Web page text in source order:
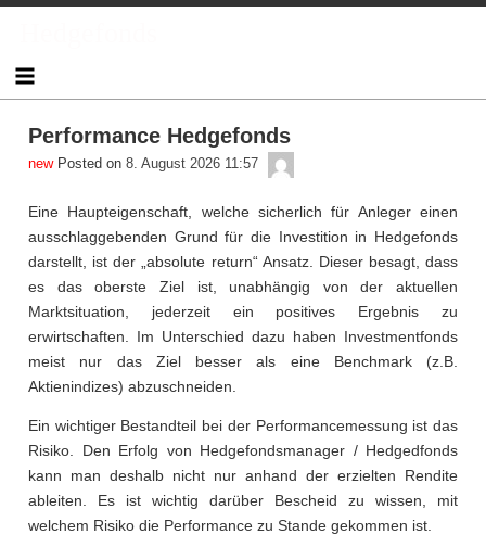
Performance Hedgefonds
Posted on 8. August 2026 11:57
Eine Haupteigenschaft, welche sicherlich für Anleger einen
ausschlaggebenden Grund für die Investition in Hedgefonds
darstellt, ist der „absolute return“ Ansatz. Dieser besagt, dass
es das oberste Ziel ist, unabhängig von der aktuellen
Marktsituation, jederzeit ein positives Ergebnis zu
erwirtschaften. Im Unterschied dazu haben Investmentfonds
meist nur das Ziel besser als eine Benchmark (z.B.
Aktienindizes) abzuschneiden.
Ein wichtiger Bestandteil bei der Performancemessung ist das
Risiko. Den Erfolg von Hedgefondsmanager / Hedgedfonds
kann man deshalb nicht nur anhand der erzielten Rendite
ableiten. Es ist wichtig darüber Bescheid zu wissen, mit
welchem Risiko die Performance zu Stande gekommen ist.